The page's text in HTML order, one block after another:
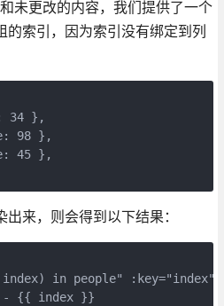
未更改的内容，我们提供了一个
索引，因为索引没有绑定到列
34 },
98 },
45 },
来，则会得到以下结果：
in people" :key="index">
{{ index }}